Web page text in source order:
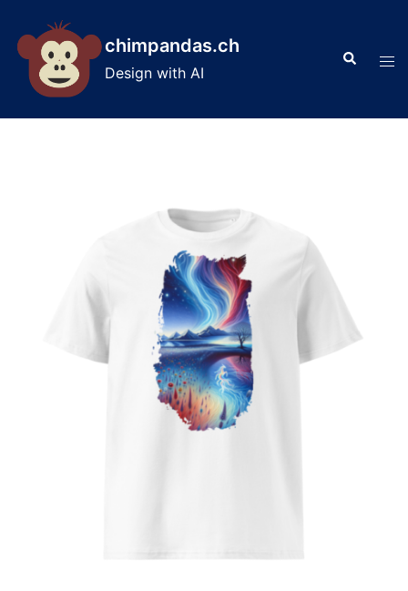
content
chimpandas.ch
Design with AI
Search